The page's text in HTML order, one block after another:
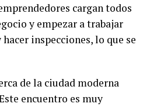
cargan todos
y empezar a trabajar
inspecciones, lo que se
de la ciudad moderna
encuentro es muy